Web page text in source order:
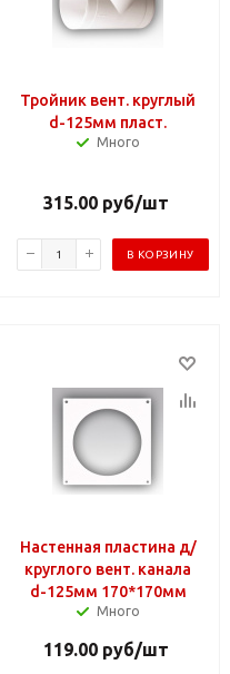
Тройник вент. круглый
d-125мм пласт.
Много
315.00руб/шт
В КОРЗИНУ
Настенная пластина д/
круглого вент. канала
d-125мм 170*170мм
Много
119.00руб/шт